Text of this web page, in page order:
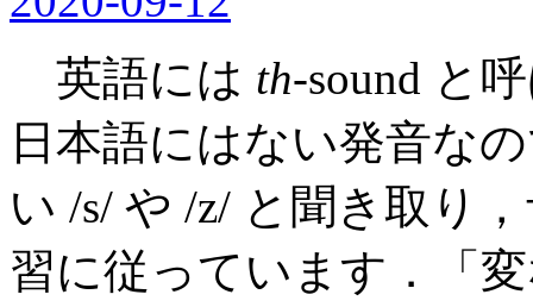
英語には th-sound と
日本語にはない発音な
い /s/ や /z/ と聞き取り
習に従っています．「